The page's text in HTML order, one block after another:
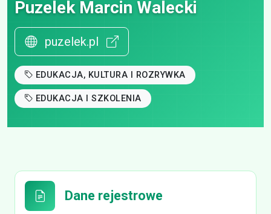
Puzelek Marcin Walecki
puzelek.pl
EDUKACJA, KULTURA I ROZRYWKA
EDUKACJA I SZKOLENIA
Dane rejestrowe